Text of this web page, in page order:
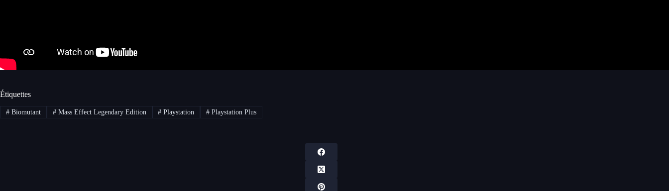
Étiquettes
#Biomutant #Mass Effect Legendary Edition # Playstation # Playstation Plus